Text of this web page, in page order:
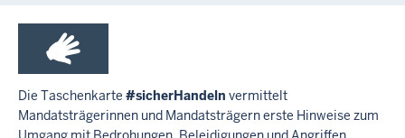
a
e
M
a
Die Taschenkarte #sicherHandeln vermittelt
Mandatsträgerinnen und Mandatsträgern erste Hinweise zum